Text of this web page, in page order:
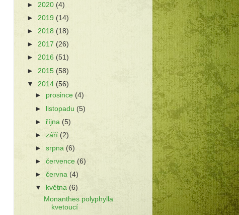
► 2020 (4)
► 2019 (14)
► 2018 (18)
► 2017 (26)
► 2016 (51)
► 2015 (58)
▼ 2014 (56)
► prosince (4)
► listopadu (5)
►října (5)
►září(2)
►srpna (6)
►července(6)
►června (4)
▼
května(6)
Monanthes polyphylla
kvetoucí